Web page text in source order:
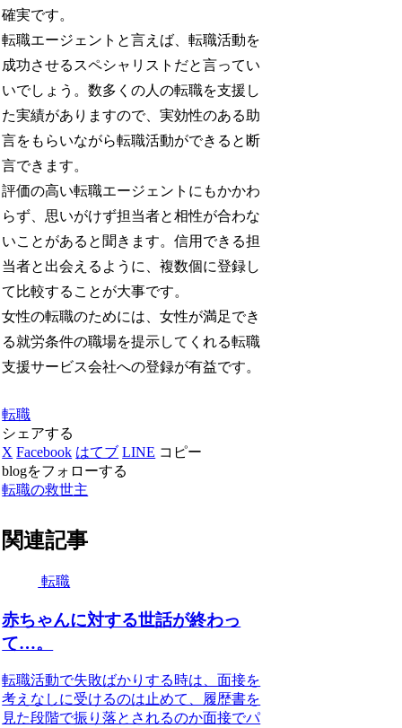
確実です。
転職エージェントと言えば、転職活動を
成功させるスペシャリストだと言ってい
いでしょう。数多くの人の転職を支援し
た実績がありますので、実効性のある助
言をもらいながら転職活動ができると断
言できます。
評価の高い転職エージェントにもかかわ
らず、思いがけず担当者と相性が合わな
いことがあると聞きます。信用できる担
当者と出会えるように、複数個に登録し
て比較することが大事です。
女性の転職のためには、女性が満足でき
る就労条件の職場を提示してくれる転職
支援サービス会社への登録が有益です。
転職
シェアする
X Facebook はてブ LINE コピー
blogをフォローする
転職の救世主
関連記事
転職
赤ちゃんに対する世話が終わっ
て…。
転職活動で失敗ばかりする時は、面接を
考えなしに受けるのは止めて、履歴書を
見た段階で振り落とされるのか面接でパ